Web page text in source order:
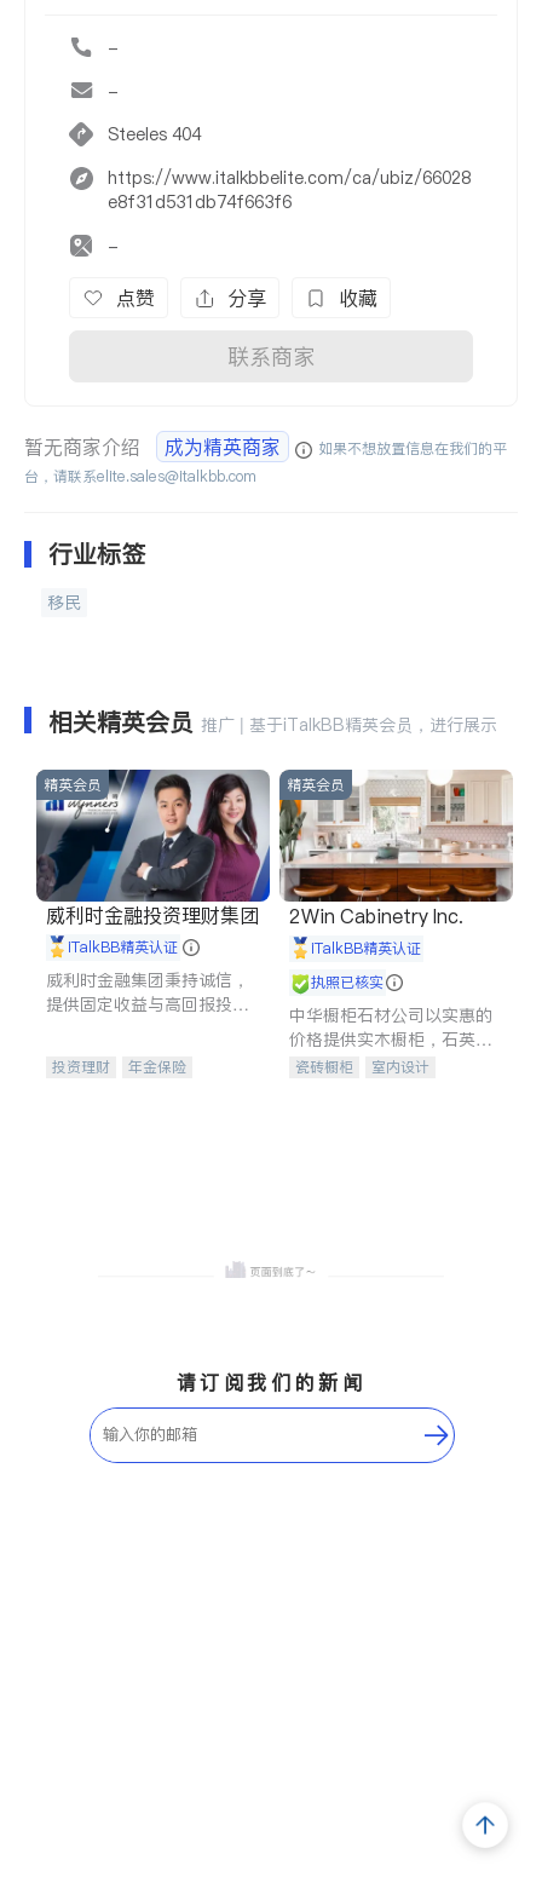
-
-
Steeles 404
https://www.italkbbelite.com/ca/ubiz/66028
e8f31d531db74f663f6
-
点赞 分享 收藏
联系商家
暂无商家介绍 成为精英商家
如果不想放置信息在我们的平
台，请联系elite.sales@italkbb.com
行业标签
移民
相关精英会员 推广 | 基于iTalkBB精英会员，进行展示
精英会员
威利时金融投资理财集团
iTalkBB精英认证
威利时金融集团秉持诚信，
提供固定收益与高回报投资
合，助力客户实现目标
投资理财
年金保险
精英会员
2Win Cabinetry Inc.
iTalkBB精英认证
执照已核实
中华橱柜石材公司以实惠的
价格提供实木橱柜，石英石
台面，多种优质不锈钢水
瓷砖橱柜
室内设计
请订阅我们的新闻